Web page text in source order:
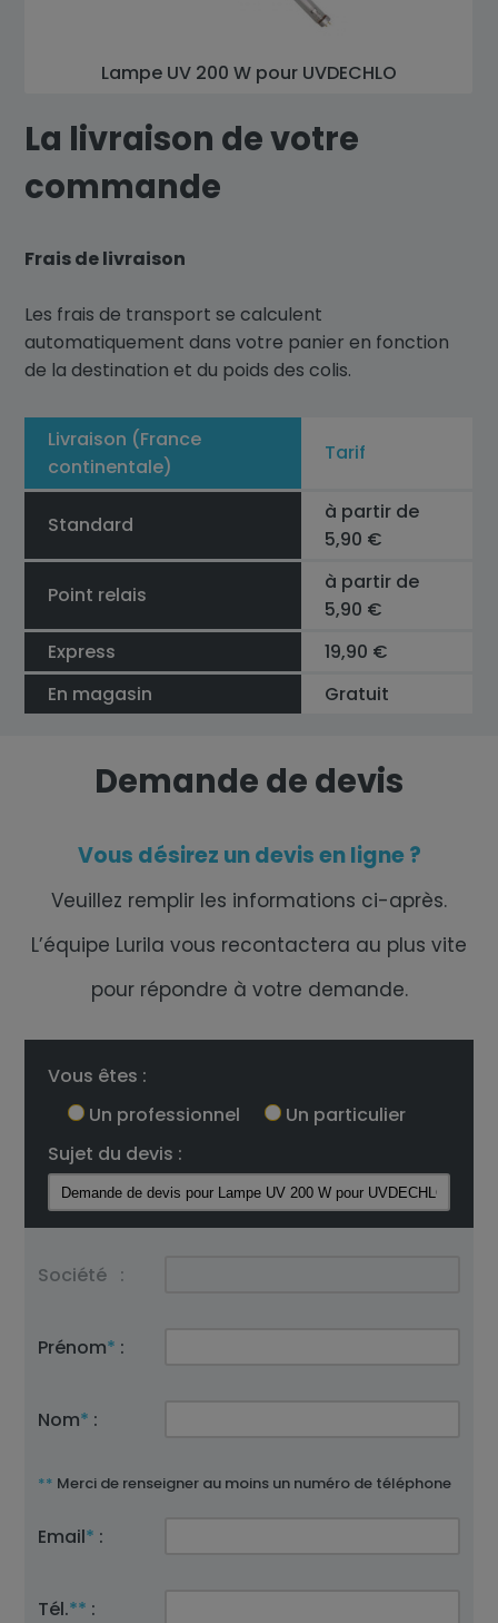
Lampe UV 200 W pour UVDECHLO
La livraison de votre
commande
Frais de livraison
Les frais de transport se calculent
automatiquement dans votre panier en fonction
de la destination et du poids des colis.
Livraison (France
continentale)
Tarif
Standard
à partir de
5,90 €
Point relais
à partir de
5,90 €
Express
19,90 €
En magasin
Gratuit
Demande de devis
Vous désirez un devis en ligne ?
Veuillez remplir les informations ci-après.
L’équipe Lurila vous recontactera au plus vite
pour répondre à votre demande.
Vous êtes :
Un professionnel
Un particulier
Sujet du devis :
Société :
Prénom* :
Nom* :
** Merci de renseigner au moins un numéro de téléphone
Email* :
Tél.** :